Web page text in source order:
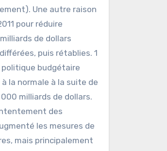
Une autre raison
pour réduire
de dollars
puis rétablies. 1
politique budgétaire
la normale à la suite de
milliards de dollars.
des
les mesures de
mais principalement